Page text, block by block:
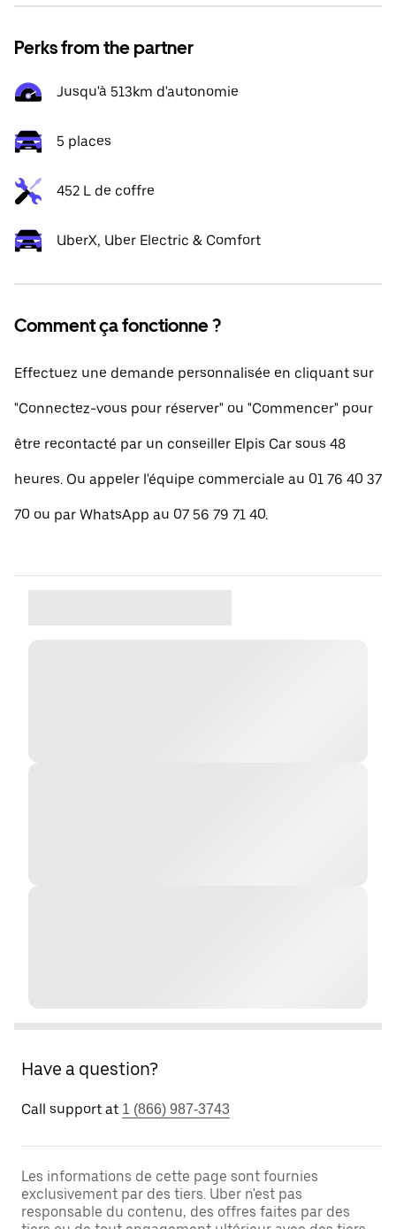
Perks from the partner
Jusqu'à 513km d'autonomie
5 places
452 L de coffre
UberX, Uber Electric & Comfort
Comment ça fonctionne ?
Effectuez une demande personnalisée en cliquant sur
"Connectez-vous pour réserver" ou "Commencer" pour
être recontacté par un conseiller Elpis Car sous 48
heures. Ou appeler l'équipe commerciale au 01 76 40 37
70 ou par WhatsApp au 07 56 79 71 40.
Have a question?
Call support at 1 (866) 987-3743
Les informations de cette page sont fournies
exclusivement par des tiers. Uber n'est pas
responsable du contenu, des offres faites par des